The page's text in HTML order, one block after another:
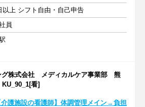
以上 シフト自由・自己申告
員
グ株式会社 メディカルケア事業部 熊
看]
介護施設の看護師】体調管理メイン→負担